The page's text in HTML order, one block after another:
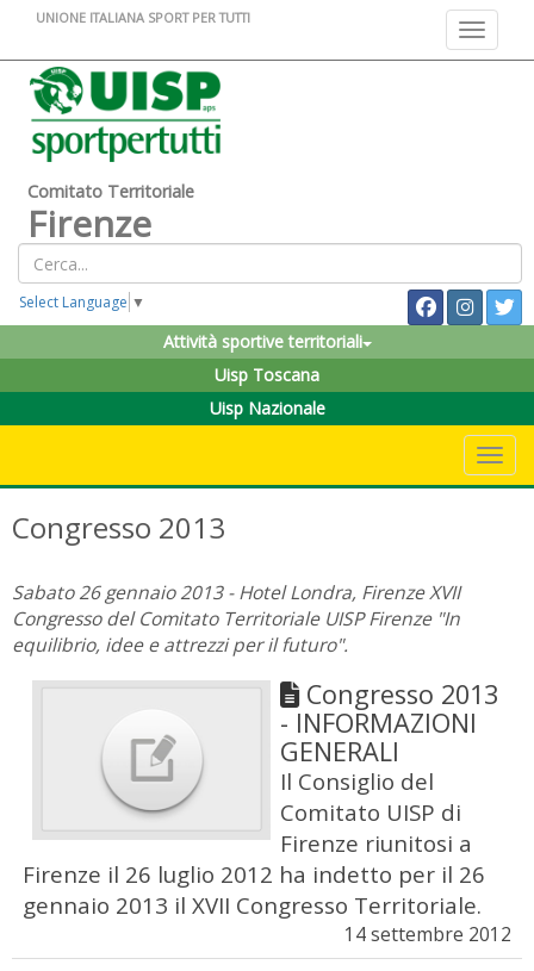
Toggle
UNIONE ITALIANA SPORT PER TUTTI
Comitato Territoriale
Firenze
Select Language ▼
Attività sportive territoriali
Uisp Toscana
Uisp Nazionale
Congresso 2013
Sabato 26 gennaio 2013 - Hotel Londra, Firenze XVII
Congresso del Comitato Territoriale UISP Firenze "In
equilibrio, idee e attrezzi per il futuro".
Congresso 2013
- INFORMAZIONI
GENERALI
Il Consiglio del
Comitato UISP di
Firenze riunitosi a
Firenze il 26 luglio 2012 ha indetto per il 26
gennaio 2013 il XVII Congresso Territoriale.
14 settembre 2012